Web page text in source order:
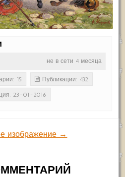
не в сети 4 месяца
15 Публикации: 432
23-01-2016
изображение →